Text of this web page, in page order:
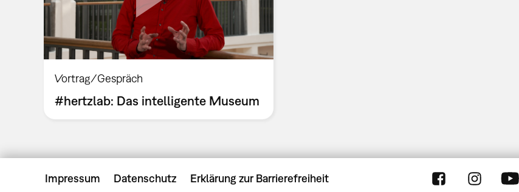
Vortrag/Gespräch
#hertzlab: Das intelligente Museum
Impressum Datenschutz Erklärung zur Barrierefreiheit